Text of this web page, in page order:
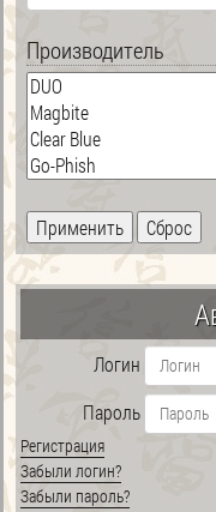
Производитель
Логин
Пароль
Регистрация
Забыли логин?
Забыли пароль?